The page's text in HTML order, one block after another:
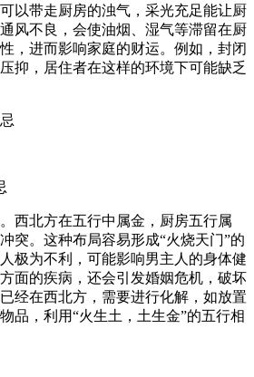
以带走厨房的浊气，采光充足能让厨
风不良，会使油烟、湿气等滞留在厨
，进而影响家庭的财运。例如，封闭
抑，居住者在这样的环境下可能缺乏
西北方在五行中属金，厨房五行属
突。这种布局容易形成“火烧天门”的
极为不利，可能影响男主人的身体健
面的疾病，还会引发婚姻危机，破坏
经在西北方，需要进行化解，如放置
品，利用“火生土，土生金”的五行相